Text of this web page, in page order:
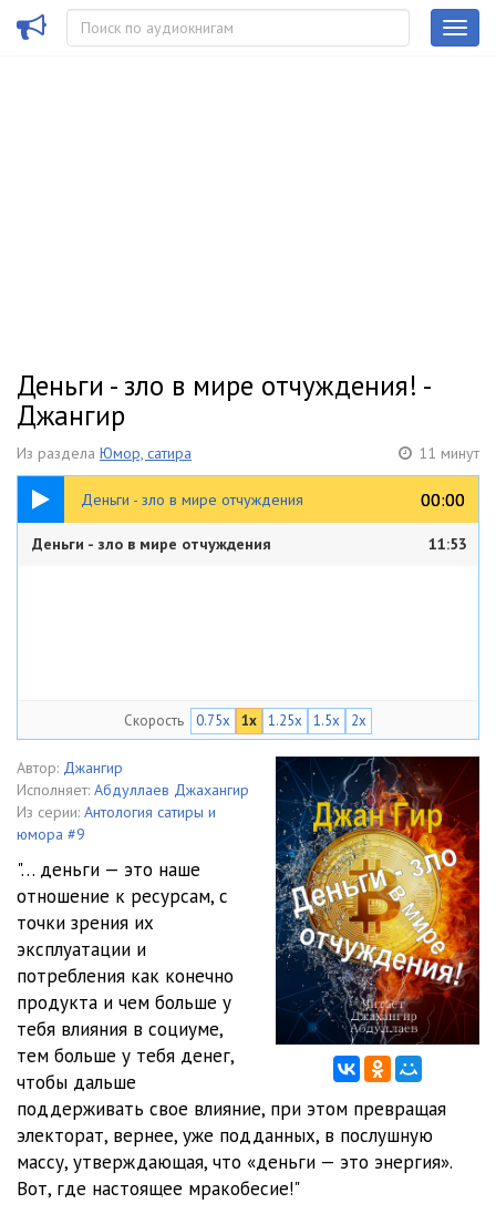
Деньги - зло в мире отчуждения! -
Джангир
Из раздела Юмор, сатира 11 минут
Деньги - зло в мире отчуждения 00:00
00:00
11:53
Деньги - зло в мире отчуждения 11:53
Скорость 0.75x 1x 1.25x 1.5x 2x
Автор: Джангир
Исполняет: Абдуллаев Джахангир
Из серии: Антология сатиры и
юмора #9
"… деньги — это наше
отношение к ресурсам, с
точки зрения их
эксплуатации и
потребления как конечно
продукта и чем больше у
тебя влияния в социуме,
тем больше у тебя денег,
чтобы дальше
поддерживать свое влияние, при этом превращая
электорат, вернее, уже подданных, в послушную
массу, утверждающая, что «деньги — это энергия».
Вот, где настоящее мракобесие!"